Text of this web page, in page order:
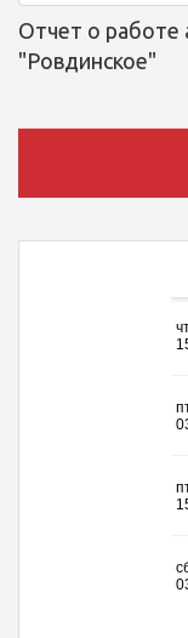
Отчет о
"Ровдинское"